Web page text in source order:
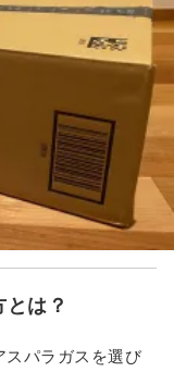
は？
スパラガスを選び